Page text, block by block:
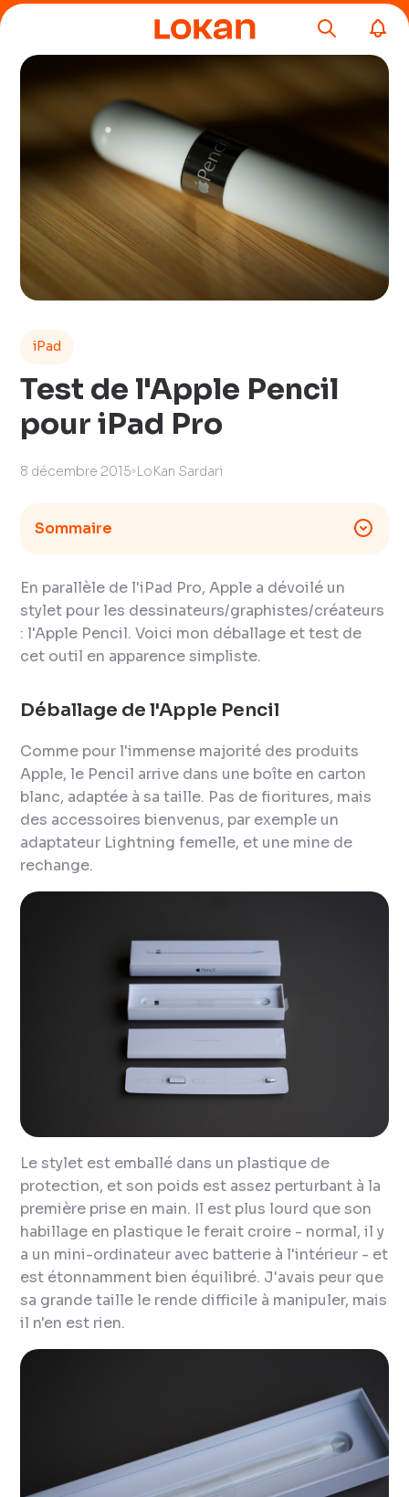
iPad
Test de l'Apple Pencil
pour iPad Pro
8 décembre 2015 LoKan Sardari
Sommaire
En parallèle de l'iPad Pro, Apple a dévoilé un
stylet pour les dessinateurs/graphistes/créateurs
: l'Apple Pencil. Voici mon déballage et test de
cet outil en apparence simpliste.
Déballage de l'Apple Pencil
Comme pour l'immense majorité des produits
Apple, le Pencil arrive dans une boîte en carton
blanc, adaptée à sa taille. Pas de fioritures, mais
des accessoires bienvenus, par exemple un
adaptateur Lightning femelle, et une mine de
rechange.
Le stylet est emballé dans un plastique de
protection, et son poids est assez perturbant à la
première prise en main. Il est plus lourd que son
habillage en plastique le ferait croire - normal, il y
a un mini-ordinateur avec batterie à l'intérieur - et
est étonnamment bien équilibré. J'avais peur que
sa grande taille le rende difficile à manipuler, mais
il n'en est rien.